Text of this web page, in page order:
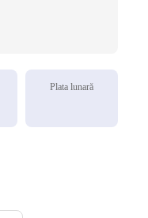
Plata lunară